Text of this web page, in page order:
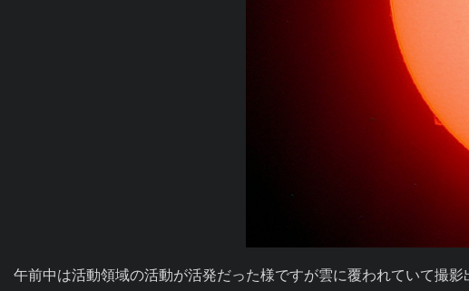
午前中は活動領域の活動が活発だった様ですが雲に覆われていて撮影